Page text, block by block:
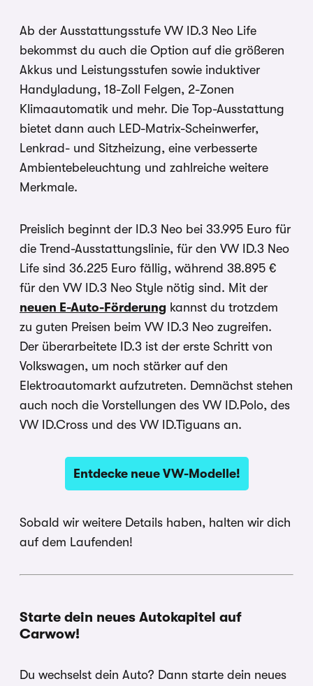
Ab der Ausstattungsstufe VW ID.3 Neo Life
bekommst du auch die Option auf die größeren
Akkus und Leistungsstufen sowie induktiver
Handyladung, 18-Zoll Felgen, 2-Zonen
Klimaautomatik und mehr. Die Top-Ausstattung
bietet dann auch LED-Matrix-Scheinwerfer,
Lenkrad- und Sitzheizung, eine verbesserte
Ambientebeleuchtung und zahlreiche weitere
Merkmale.
Preislich beginnt der ID.3 Neo bei 33.995 Euro für
die Trend-Ausstattungslinie, für den VW ID.3 Neo
Life sind 36.225 Euro fällig, während 38.895 €
für den VW ID.3 Neo Style nötig sind. Mit der
neuen E-Auto-Förderung kannst du trotzdem
zu guten Preisen beim VW ID.3 Neo zugreifen.
Der überarbeitete ID.3 ist der erste Schritt von
Volkswagen, um noch stärker auf den
Elektroautomarkt aufzutreten. Demnächst stehen
auch noch die Vorstellungen des VW ID.Polo, des
VW ID.Cross und des VW ID.Tiguans an.
Entdecke neue VW-Modelle!
Sobald wir weitere Details haben, halten wir dich
auf dem Laufenden!
Starte dein neues Autokapitel auf
Carwow!
Du wechselst dein Auto? Dann starte dein neues